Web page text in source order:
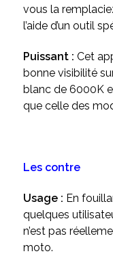
vous la
l’aide d’un outil
Puissant : Cet
bonne visibilité
blanc de 6000K
que celle des
Les contre
Usage : En
quelques
n’est pas
moto.